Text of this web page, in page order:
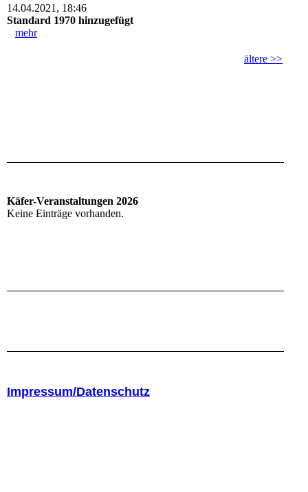
14.04.2021, 18:46
Standard 1970 hinzugefügt
mehr
ältere >>
Käfer-Veranstaltungen 2026
Keine Einträge vorhanden.
Impressum/Datenschutz